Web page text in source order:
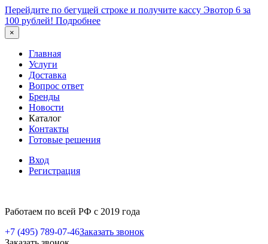
Перейдите по бегущей строке и получите кассу Эвотор 6 за
100 рублей! Подробнее
×
Главная
Услуги
Доставка
Вопрос ответ
Бренды
Новости
Каталог
Контакты
Готовые решения
Вход
Регистрация
Работаем по всей РФ с 2019 года
+7 (495) 789-07-46Заказать звонок